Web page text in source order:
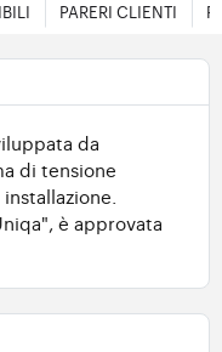
PARERI CLIENTI
da
di tensione
è approvata